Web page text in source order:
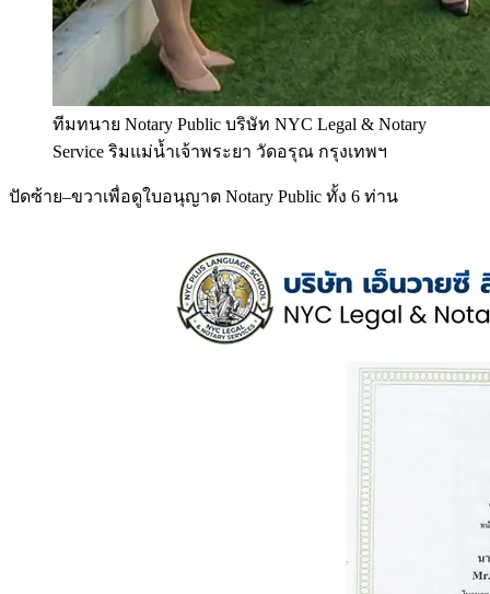
ทีมทนาย Notary Public บริษัท NYC Legal & Notary
Service ริมแม่น้ำเจ้าพระยา วัดอรุณ กรุงเทพฯ
ปัดซ้าย–ขวาเพื่อดูใบอนุญาต Notary Public ทั้ง 6 ท่าน